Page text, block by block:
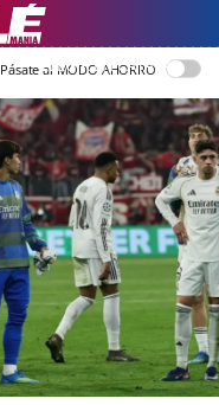
LLEGIR EN CATALÀ
Pásate al MODO AHORRO